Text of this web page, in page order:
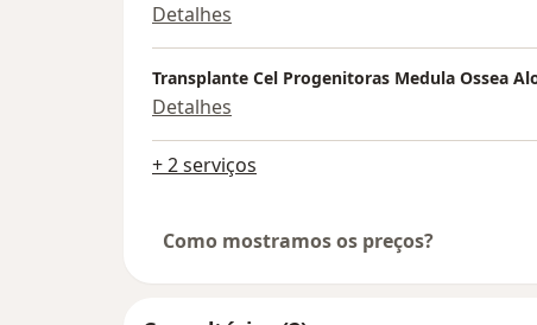
Detalhes
Transplante Cel Progenitoras Medula Ossea
Detalhes
+ 2 serviços
Como mostramos os preços?